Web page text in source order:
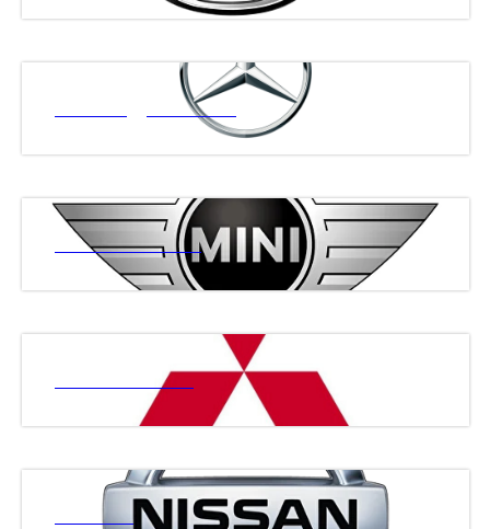
МЕРСЕДЕС БЕНЗ
МИНИ КУПЕР
МИТСУБИСИ
НИСАН